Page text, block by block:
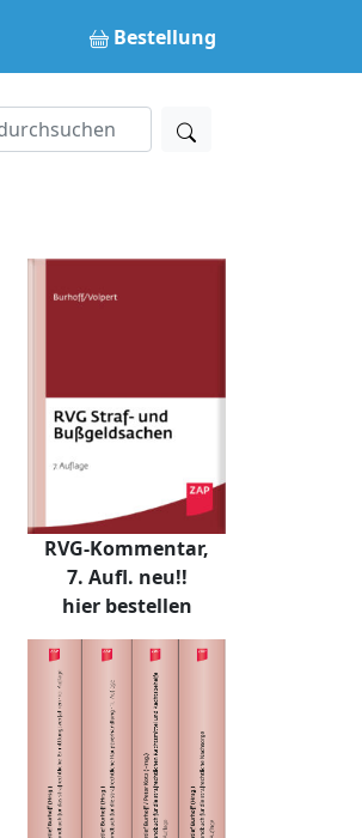
Bestellung
RVG-Kommentar,
7. Aufl. neu!!
hier bestellen